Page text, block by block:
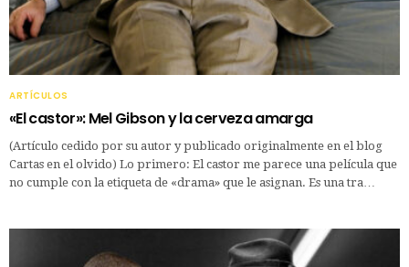
ARTÍCULOS
«El castor»: Mel Gibson y la cerveza amarga
(Artículo cedido por su autor y publicado originalmente en el blog
Cartas en el olvido) Lo primero: El castor me parece una película que
no cumple con la etiqueta de «drama» que le asignan. Es una tra…